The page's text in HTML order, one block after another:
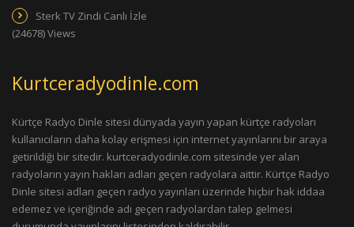
Sterk TV Zindi Canlı İzle
(24678) Views
Kurtceradyodinle.com
Kürtçe Radyo Dinle sitesi dünyada yayın yapan kürtçe radyoları
kullanıcıların daha kolay erişmesi için internet yayınlarını bir araya
getirildiği bir sitedir. kurtceradyodinle.com sitesinde yer alan
radyoların yayın hakları adları geçen radyolara aittir. Kürtçe Radyo
Dinle sitesi adları geçen radyo yayınları üzerinde hiçbir hak iddaa
edemez ve içeriğinde adı geçen radyolardan talep gelmesi